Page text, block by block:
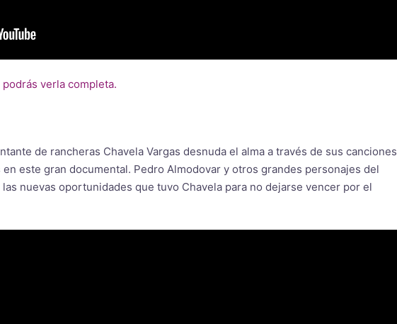
verla completa.
de rancheras Chavela Vargas desnuda el alma a través de sus canciones
este gran documental. Pedro Almodovar y otros grandes personajes del
nuevas oportunidades que tuvo Chavela para no dejarse vencer por el